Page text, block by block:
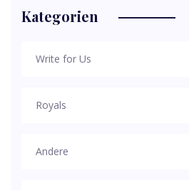
Kategorien
Write for Us
Royals
Andere